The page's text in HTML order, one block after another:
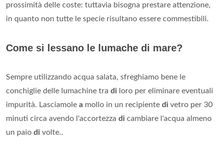
prossimità delle coste: tuttavia bisogna prestare attenzione,
in quanto non tutte le specie risultano essere commestibili.
Come si lessano le lumache di mare?
Sempre utilizzando acqua salata, sfreghiamo bene le
conchiglie delle lumachine tra di loro per eliminare eventuali
impurità. Lasciamole a mollo in un recipiente di vetro per 30
minuti circa avendo l'accortezza di cambiare l'acqua almeno
un paio di volte..